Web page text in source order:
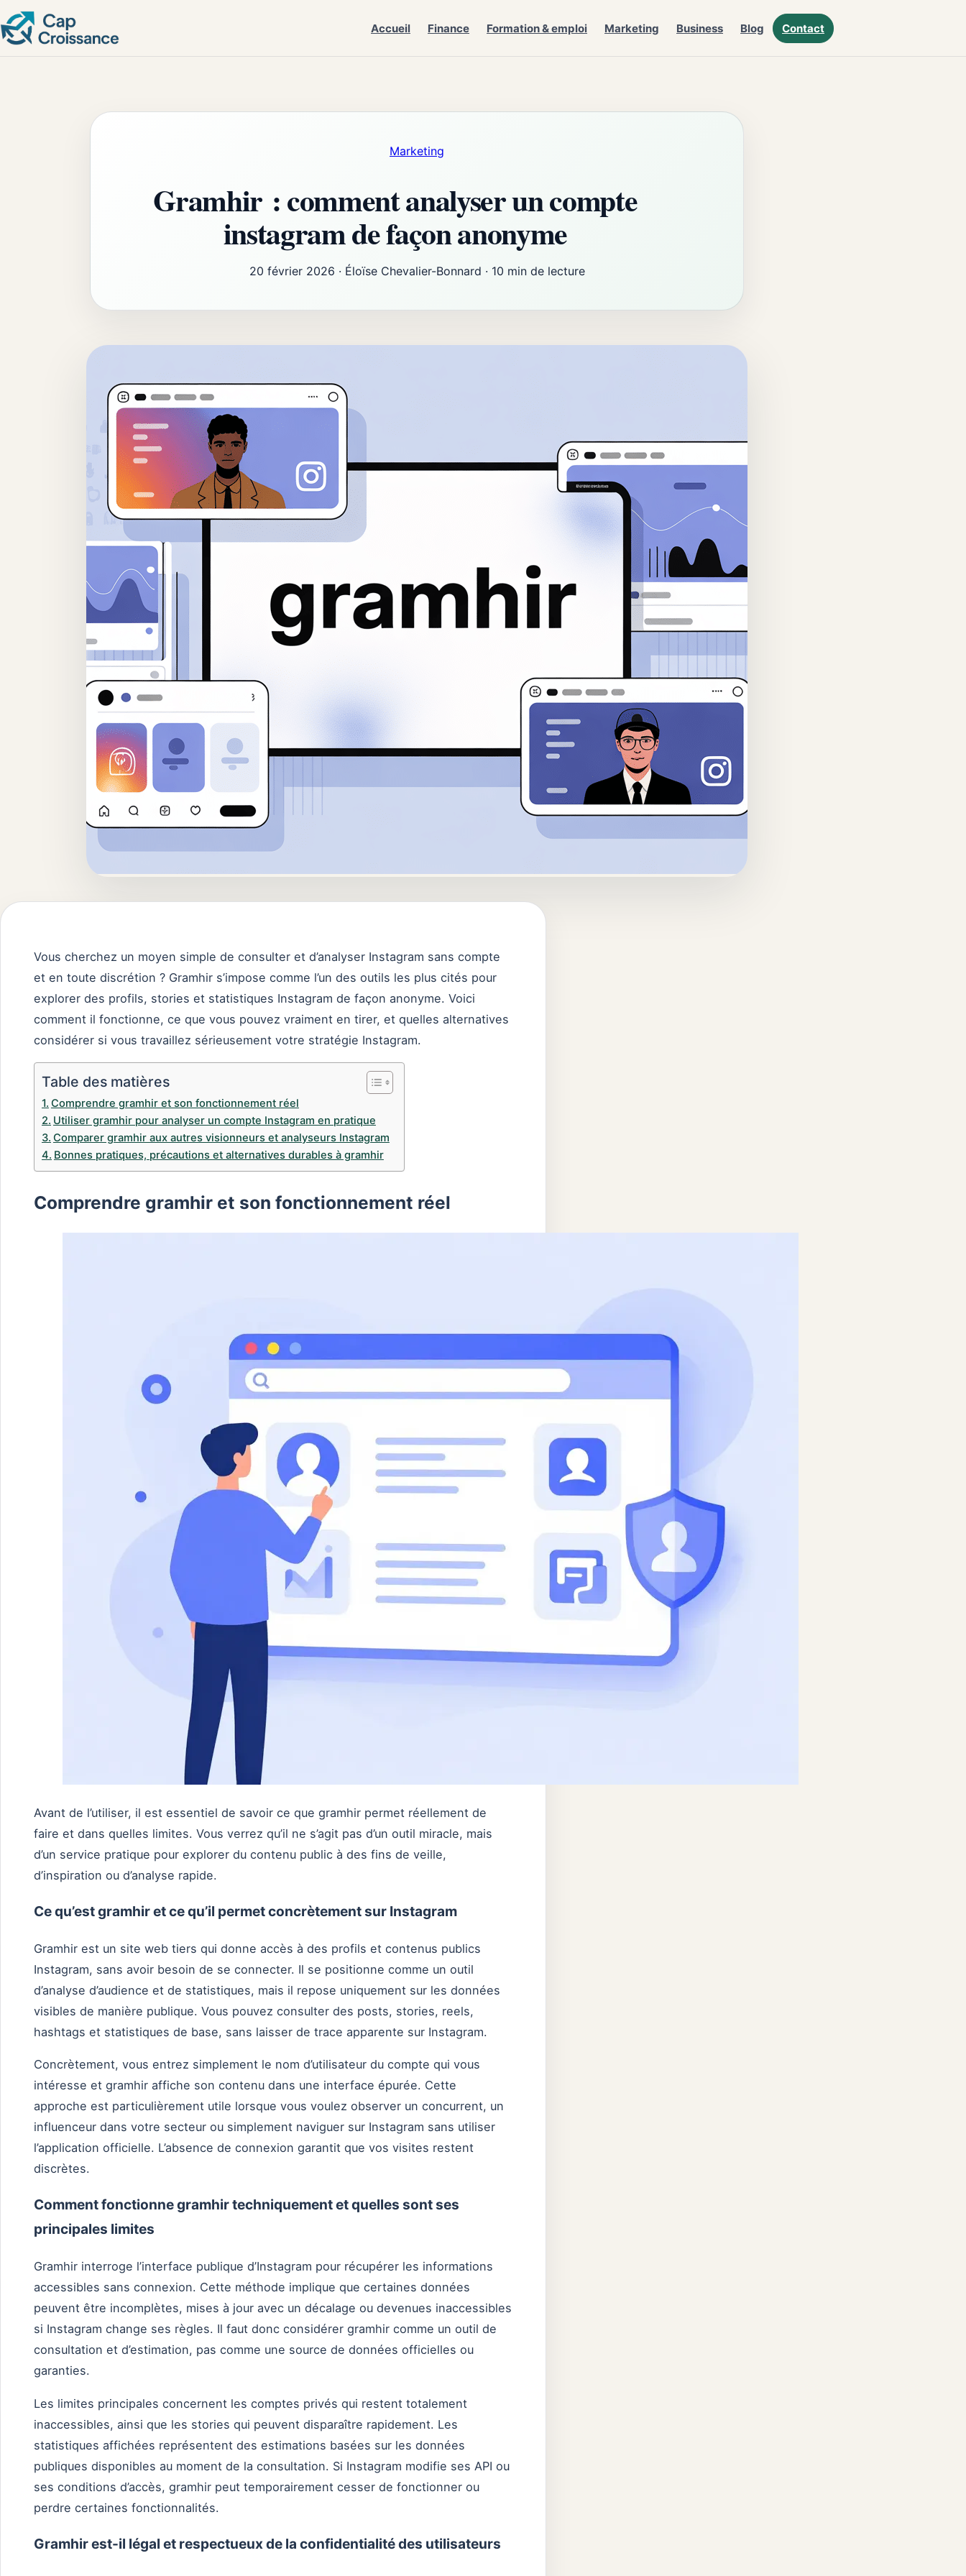
Accueil Finance Formation & emploi Marketing Business Blog Contact
Marketing
Gramhir : comment analyser un compte
instagram de façon anonyme
20 février 2026 · Éloïse Chevalier-Bonnard · 10 min de lecture
Vous cherchez un moyen simple de consulter et d’analyser Instagram sans compte
et en toute discrétion ? Gramhir s’impose comme l’un des outils les plus cités pour
explorer des profils, stories et statistiques Instagram de façon anonyme. Voici
comment il fonctionne, ce que vous pouvez vraiment en tirer, et quelles alternatives
considérer si vous travaillez sérieusement votre stratégie Instagram.
Table des matières
Comprendre gramhir et son fonctionnement réel
Utiliser gramhir pour analyser un compte Instagram en pratique
Comparer gramhir aux autres visionneurs et analyseurs Instagram
Bonnes pratiques, précautions et alternatives durables à gramhir
Comprendre gramhir et son fonctionnement réel
Avant de l’utiliser, il est essentiel de savoir ce que gramhir permet réellement de
faire et dans quelles limites. Vous verrez qu’il ne s’agit pas d’un outil miracle, mais
d’un service pratique pour explorer du contenu public à des fins de veille,
d’inspiration ou d’analyse rapide.
Ce qu’est gramhir et ce qu’il permet concrètement sur Instagram
Gramhir est un site web tiers qui donne accès à des profils et contenus publics
Instagram, sans avoir besoin de se connecter. Il se positionne comme un outil
d’analyse d’audience et de statistiques, mais il repose uniquement sur les données
visibles de manière publique. Vous pouvez consulter des posts, stories, reels,
hashtags et statistiques de base, sans laisser de trace apparente sur Instagram.
Concrètement, vous entrez simplement le nom d’utilisateur du compte qui vous
intéresse et gramhir affiche son contenu dans une interface épurée. Cette
approche est particulièrement utile lorsque vous voulez observer un concurrent, un
influenceur dans votre secteur ou simplement naviguer sur Instagram sans utiliser
l’application officielle. L’absence de connexion garantit que vos visites restent
discrètes.
Comment fonctionne gramhir techniquement et quelles sont ses
principales limites
Gramhir interroge l’interface publique d’Instagram pour récupérer les informations
accessibles sans connexion. Cette méthode implique que certaines données
peuvent être incomplètes, mises à jour avec un décalage ou devenues inaccessibles
si Instagram change ses règles. Il faut donc considérer gramhir comme un outil de
consultation et d’estimation, pas comme une source de données officielles ou
garanties.
Les limites principales concernent les comptes privés qui restent totalement
inaccessibles, ainsi que les stories qui peuvent disparaître rapidement. Les
statistiques affichées représentent des estimations basées sur les données
publiques disponibles au moment de la consultation. Si Instagram modifie ses API ou
ses conditions d’accès, gramhir peut temporairement cesser de fonctionner ou
perdre certaines fonctionnalités.
Gramhir est-il légal et respectueux de la confidentialité des utilisateurs